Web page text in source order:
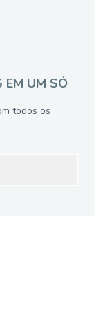
EM UM SÓ
todos os